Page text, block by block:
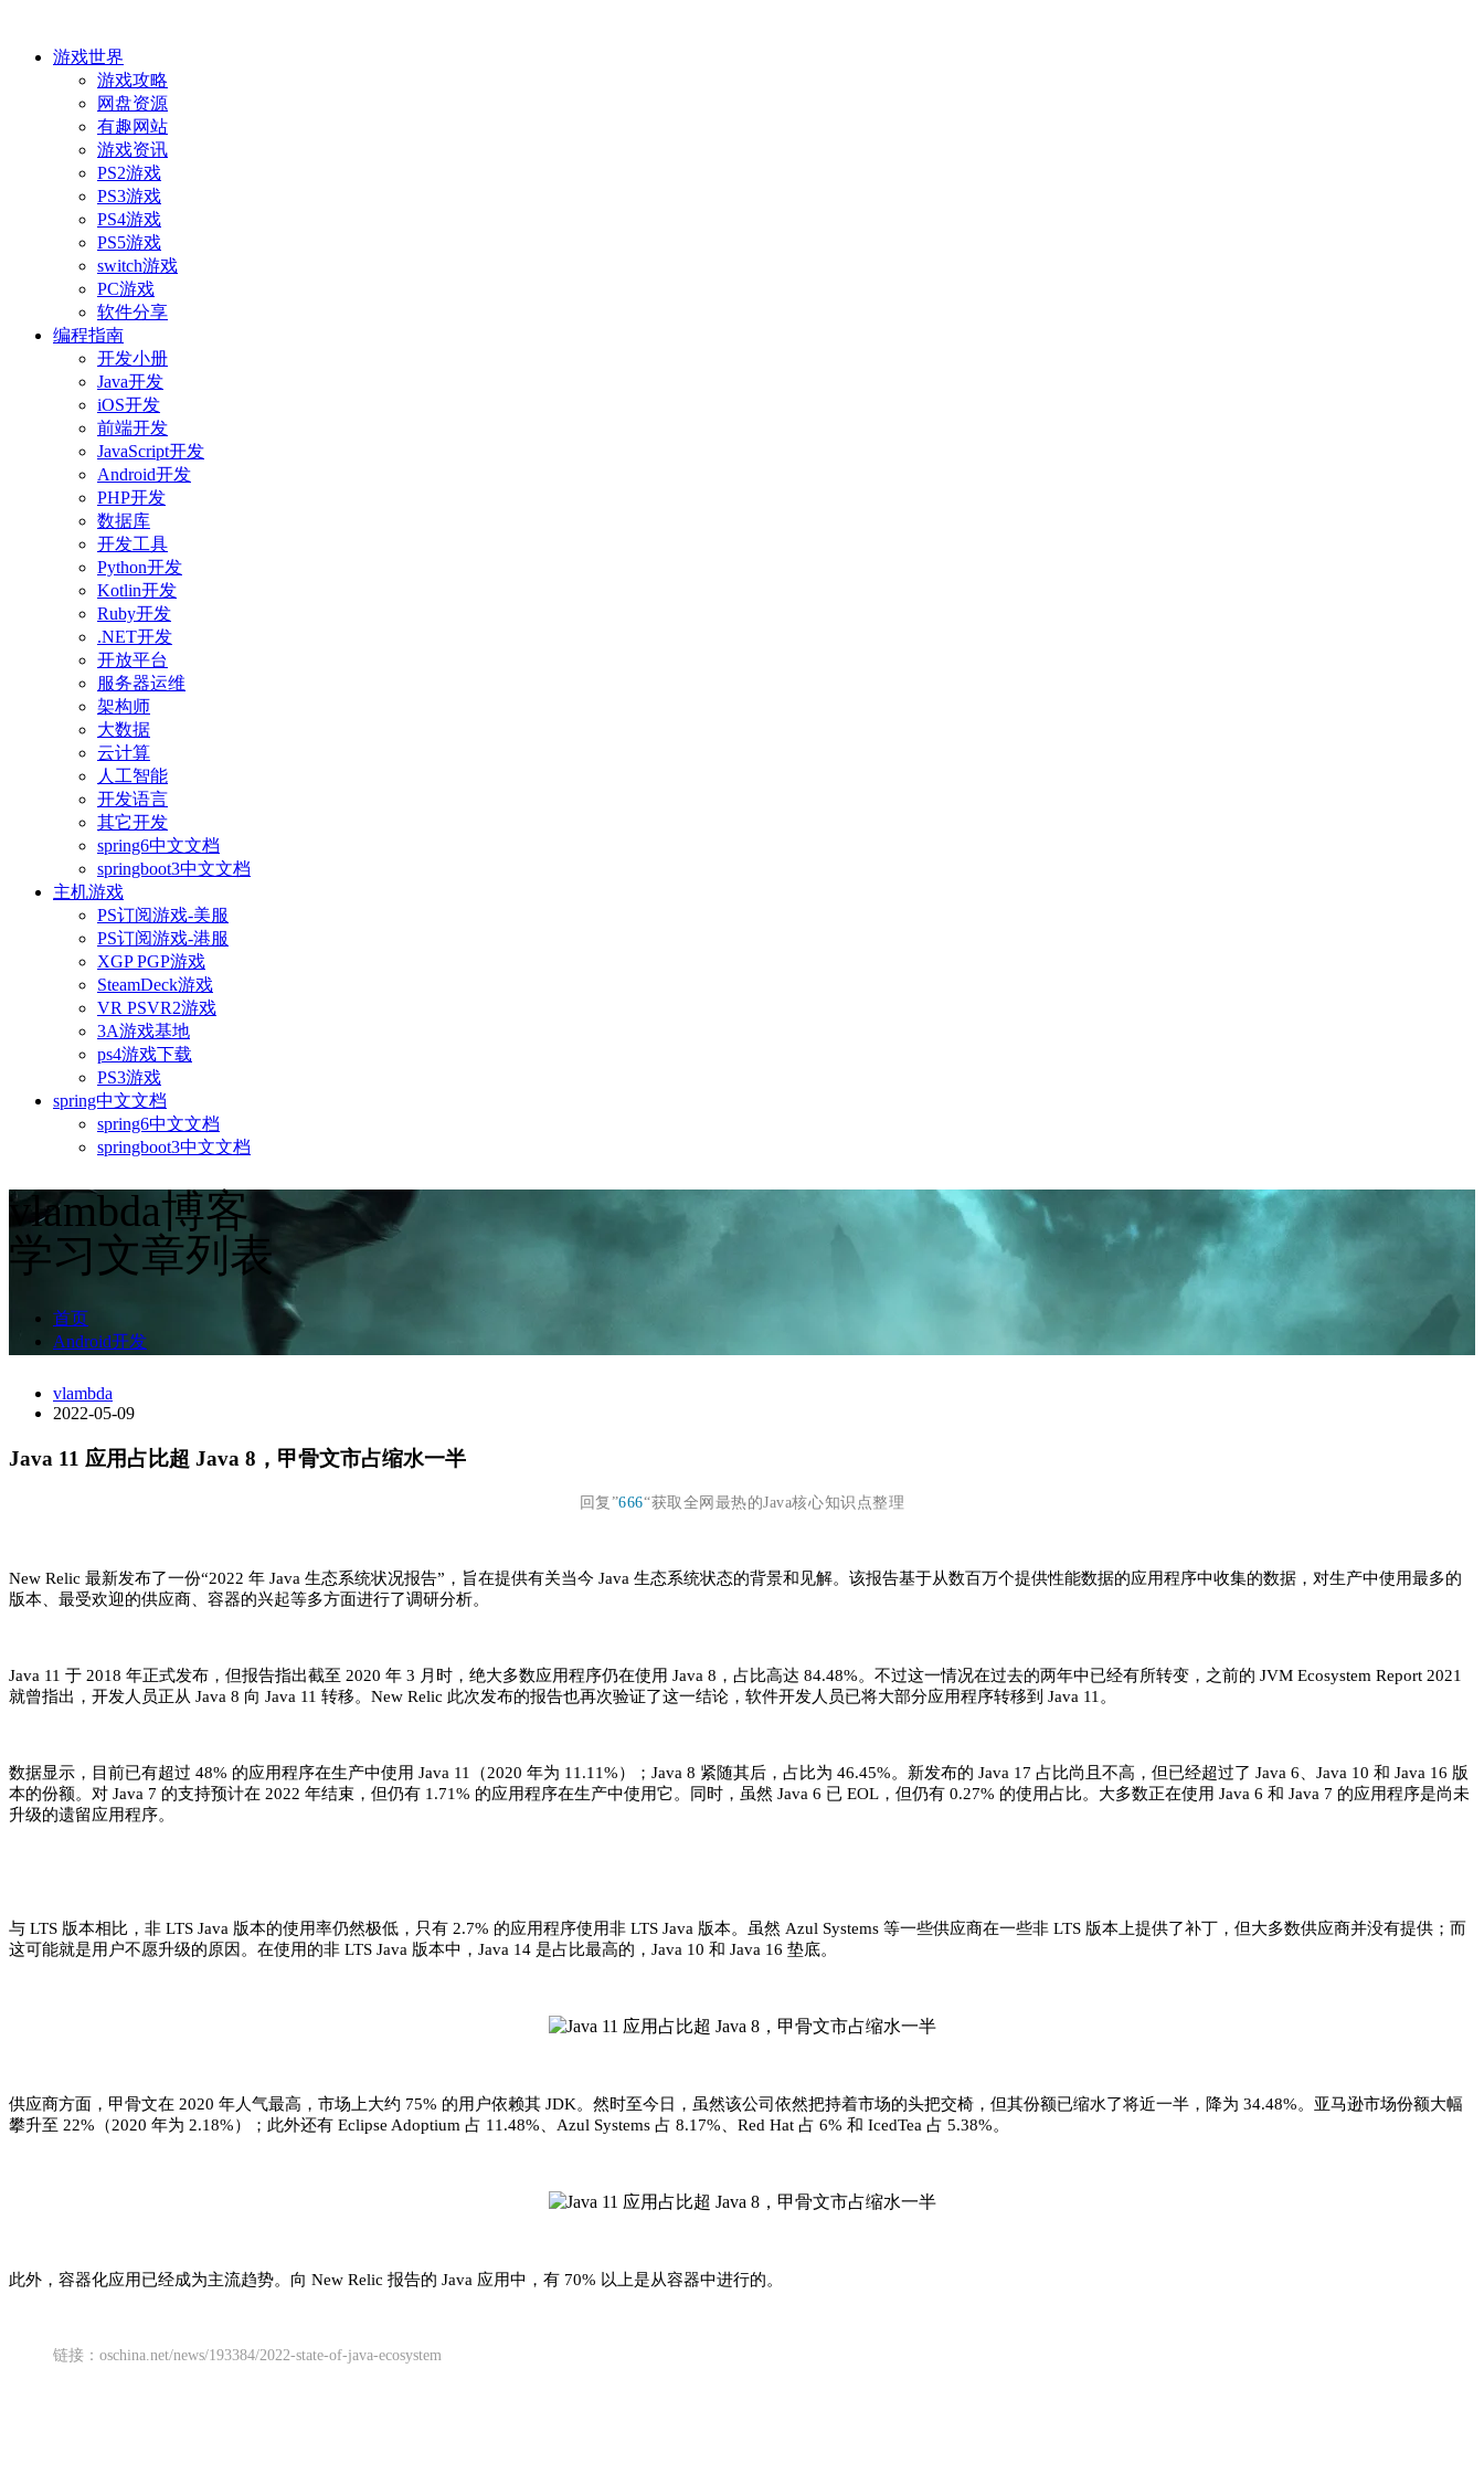
游戏世界
游戏攻略
网盘资源
有趣网站
游戏资讯
PS2游戏
PS3游戏
PS4游戏
PS5游戏
switch游戏
PC游戏
软件分享
编程指南
开发小册
Java开发
iOS开发
前端开发
JavaScript开发
Android开发
PHP开发
数据库
开发工具
Python开发
Kotlin开发
Ruby开发
.NET开发
开放平台
服务器运维
架构师
大数据
云计算
人工智能
开发语言
其它开发
spring6中文文档
springboot3中文文档
主机游戏
PS订阅游戏-美服
PS订阅游戏-港服
XGP PGP游戏
SteamDeck游戏
VR PSVR2游戏
3A游戏基地
ps4游戏下载
PS3游戏
spring中文文档
spring6中文文档
springboot3中文文档
vlambda博客
学习文章列表
首页
Android开发
vlambda
2022-05-09
Java 11 应用占比超 Java 8，甲骨文市占缩水一半
回复”666“获取全网最热的Java核心知识点整理
New Relic 最新发布了一份“2022 年 Java 生态系统状况报告”，旨在提供有关当今 Java 生态系统状态的背景和见解。该报告基于从数百万个提供性能数据的应用程序中收集的数据，对生产中使用最多的
版本、最受欢迎的供应商、容器的兴起等多方面进行了调研分析。
Java 11 于 2018 年正式发布，但报告指出截至 2020 年 3 月时，绝大多数应用程序仍在使用 Java 8，占比高达 84.48%。不过这一情况在过去的两年中已经有所转变，之前的 JVM Ecosystem Report 2021
就曾指出，开发人员正从 Java 8 向 Java 11 转移。New Relic 此次发布的报告也再次验证了这一结论，软件开发人员已将大部分应用程序转移到 Java 11。
数据显示，目前已有超过 48% 的应用程序在生产中使用 Java 11（2020 年为 11.11%）；Java 8 紧随其后，占比为 46.45%。新发布的 Java 17 占比尚且不高，但已经超过了 Java 6、Java 10 和 Java 16 版
本的份额。对 Java 7 的支持预计在 2022 年结束，但仍有 1.71% 的应用程序在生产中使用它。同时，虽然 Java 6 已 EOL，但仍有 0.27% 的使用占比。大多数正在使用 Java 6 和 Java 7 的应用程序是尚未
升级的遗留应用程序。
与 LTS 版本相比，非 LTS Java 版本的使用率仍然极低，只有 2.7% 的应用程序使用非 LTS Java 版本。虽然 Azul Systems 等一些供应商在一些非 LTS 版本上提供了补丁，但大多数供应商并没有提供；而
这可能就是用户不愿升级的原因。在使用的非 LTS Java 版本中，Java 14 是占比最高的，Java 10 和 Java 16 垫底。
供应商方面，甲骨文在 2020 年人气最高，市场上大约 75% 的用户依赖其 JDK。然时至今日，虽然该公司依然把持着市场的头把交椅，但其份额已缩水了将近一半，降为 34.48%。亚马逊市场份额大幅
攀升至 22%（2020 年为 2.18%）；此外还有 Eclipse Adoptium 占 11.48%、Azul Systems 占 8.17%、Red Hat 占 6% 和 IcedTea 占 5.38%。
此外，容器化应用已经成为主流趋势。向 New Relic 报告的 Java 应用中，有 70% 以上是从容器中进行的。
链接：oschina.net/news/193384/2022-state-of-java-ecosystem